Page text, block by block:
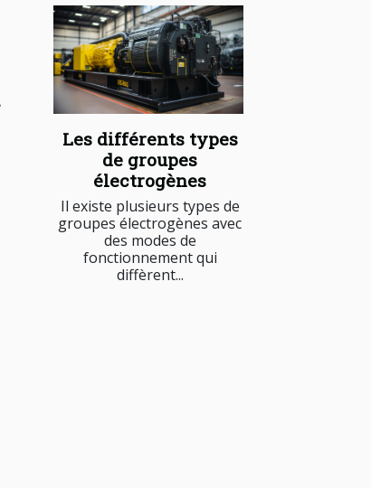
Les différents types
de groupes
électrogènes
Il existe plusieurs types de
groupes électrogènes avec
des modes de
fonctionnement qui
diffèrent...